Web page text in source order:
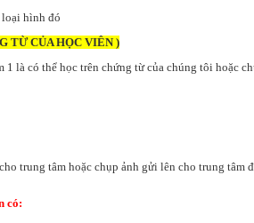
loại hình đó
TỪ CỦA HỌC VIÊN )
1 là có thể học trên chứng từ của chúng tôi hoặc
trung tâm hoặc chụp ảnh gửi lên cho trung tâm
có: